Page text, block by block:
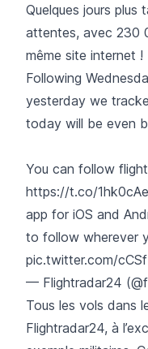
Quelques jours plus
attentes, avec 230
même site internet !
Following
yesterday we
today will be even
You can follow
https://t.co/
app for iOS and
to follow wherever
pic.twitter.com/
— Flightradar24
Tous les vols dans
Flightradar24, à